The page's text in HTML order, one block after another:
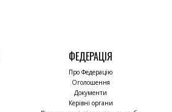
ФЕДЕРАЦІЯ
Про Федерацію
Оголошення
Документи
Керівні органи